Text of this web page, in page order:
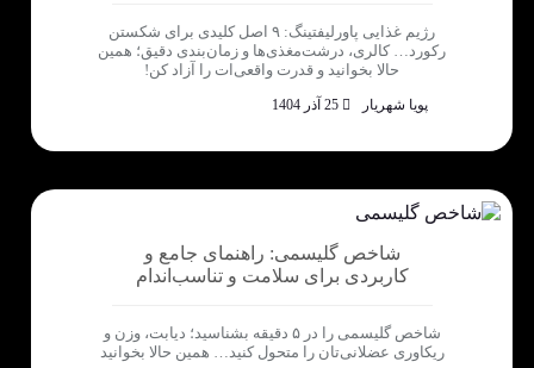
رژیم غذایی پاورلیفتینگ: ۹ اصل کلیدی برای شکستن
رکورد… کالری، درشت‌مغذی‌ها و زمان‌بندی دقیق؛ همین
حالا بخوانید و قدرت واقعی‌ات را آزاد کن!
پویا شهریار
شاخص گلیسمی: راهنمای جامع و
کاربردی برای سلامت و تناسب‌اندام
شاخص گلیسمی را در ۵ دقیقه بشناسید؛ دیابت، وزن و
ریکاوری عضلانی‌تان را متحول کنید… همین حالا بخوانید